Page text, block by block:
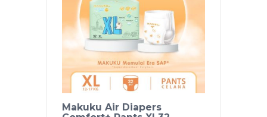
Makuku Air Diapers